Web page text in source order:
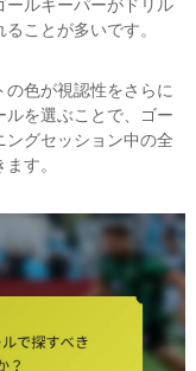
ールキーパーがドリル
ことが多いです。
色が視認性をさらに
を選ぶことで、ゴー
グセッション中の全
す。